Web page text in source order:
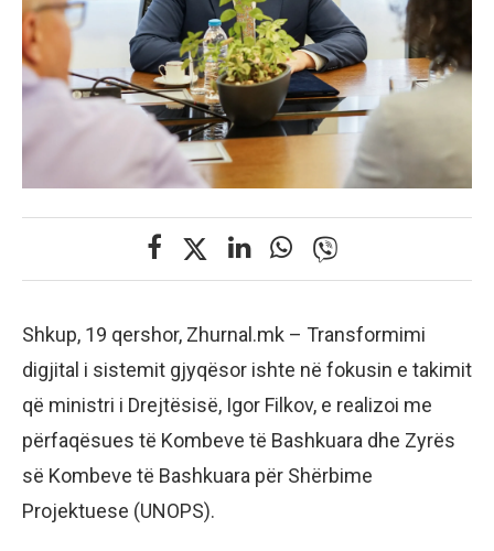
Shkup, 19 qershor, Zhurnal.mk – Transformimi
digjital i sistemit gjyqësor ishte në fokusin e takimit
që ministri i Drejtësisë, Igor Filkov, e realizoi me
përfaqësues të Kombeve të Bashkuara dhe Zyrës
së Kombeve të Bashkuara për Shërbime
Projektuese (UNOPS).